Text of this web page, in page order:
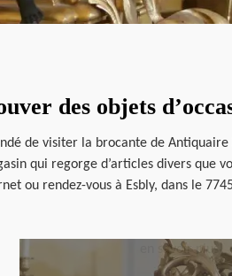
des objets
de visiter la brocante de
qui regorge d’articles divers que
ou rendez-vous à Esbly, dans le
en savoir plus